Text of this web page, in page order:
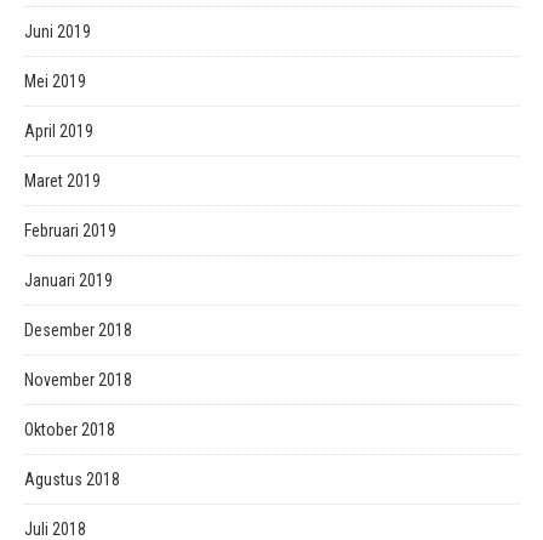
Juni 2019
Mei 2019
April 2019
Maret 2019
Februari 2019
Januari 2019
Desember 2018
November 2018
Oktober 2018
Agustus 2018
Juli 2018